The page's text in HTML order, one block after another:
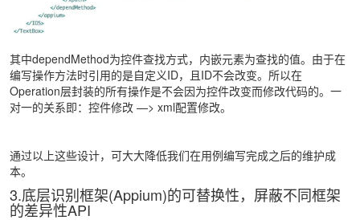
其中dependMethod为控件查找方式，内嵌元素为查找的值。由于在
编写操作方法时引用的是自定义ID，且ID不会改变。所以在
Operation层封装的所有操作是不会因为控件改变而修改代码的。一
对一的关系即：控件修改 —> xml配置修改。
通过以上这些设计，可大大降低我们在用例编写完成之后的维护成
本。
3.底层识别框架(Appium)的可替换性，屏蔽不同框架
的差异性API